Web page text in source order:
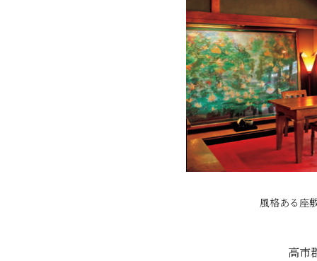
風格ある座
高市